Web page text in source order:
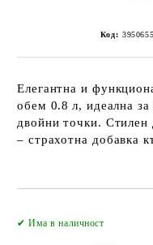
Код: 3950655
Елегантна и
обем 0.8 л, идеална
двойни точки. Стилен
– страхотна добавка
✔ Има в наличност